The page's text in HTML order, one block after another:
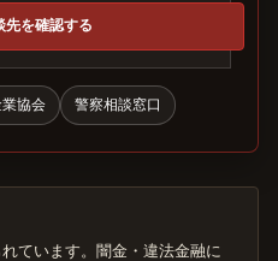
先を確認する
協会 警察相談窓口
ています。闇金・違法金融に